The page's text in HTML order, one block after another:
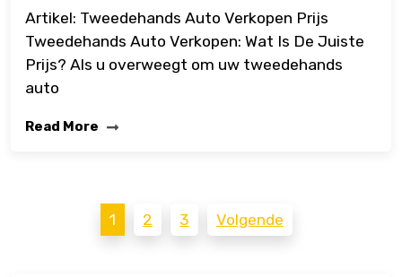
Artikel: Tweedehands Auto Verkopen Prijs
Tweedehands Auto Verkopen: Wat Is De Juiste
Prijs? Als u overweegt om uw tweedehands
auto
Read More
Berichten
paginering
1 2 3 Volgende